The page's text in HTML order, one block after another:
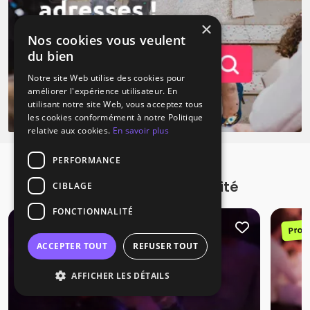
Promotions à proximité
×
Nos cookies vous veulent
du bien
Notre site Web utilise des cookies pour
améliorer l'expérience utilisateur. En
utilisant notre site Web, vous acceptez tous
les cookies conformément à notre Politique
relative aux cookies. En savoir plus
PERFORMANCE
CIBLAGE
FONCTIONNALITÉ
ACCEPTER TOUT REFUSER TOUT
AFFICHER LES DÉTAILS